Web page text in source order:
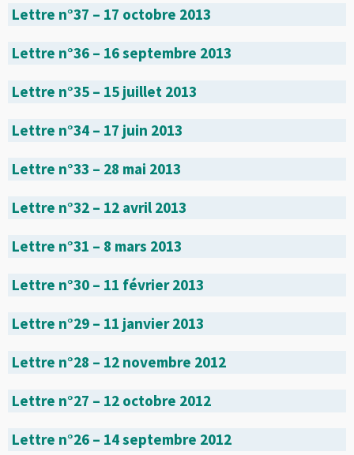
Lettre n°37 – 17 octobre 2013
Lettre n°36 – 16 septembre 2013
Lettre n°35 – 15 juillet 2013
Lettre n°34 – 17 juin 2013
Lettre n°33 – 28 mai 2013
Lettre n°32 – 12 avril 2013
Lettre n°31 – 8 mars 2013
Lettre n°30 – 11 février 2013
Lettre n°29 – 11 janvier 2013
Lettre n°28 – 12 novembre 2012
Lettre n°27 – 12 octobre 2012
Lettre n°26 – 14 septembre 2012